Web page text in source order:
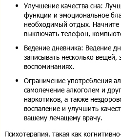
Улучшение качества сна:
функции и эмоциональное
необходимый отдых.
выключать телефон,
Ведение дневника: Ведение
записывать несколько
воспоминаниях.
Ограничение употребления
самолечение алкоголем и
наркотиков, а также
воспаление и улучшить
вашему лечащему врачу.
Психотерапия, такая как